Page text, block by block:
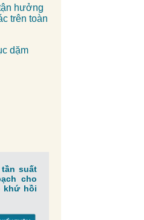
hưởng
trên toàn
dặm
tần suất
cho
khứ hồi